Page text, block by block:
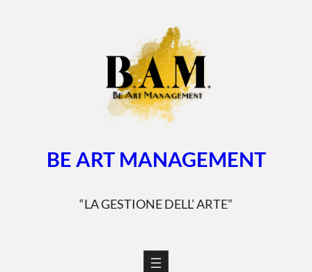
BE ART MANAGEMENT
“LA GESTIONE DELL’ ARTE”